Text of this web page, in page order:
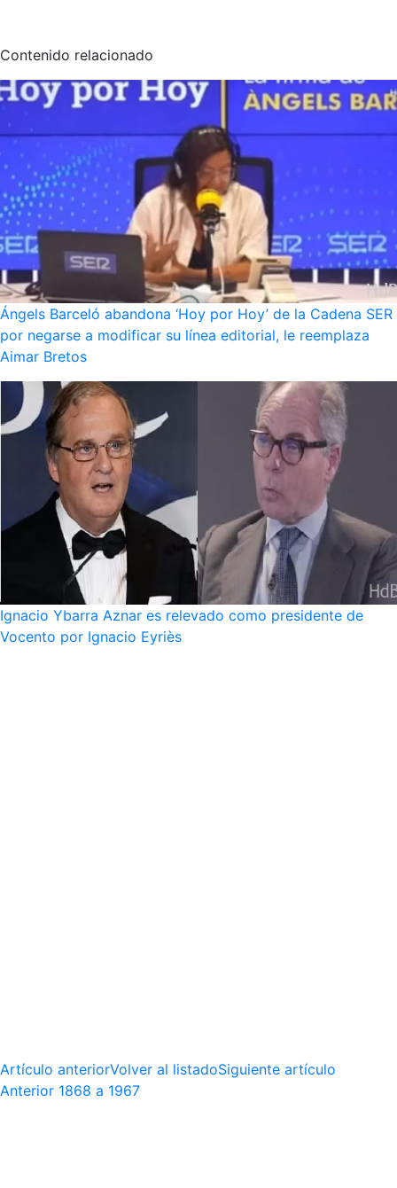
Contenido relacionado
Ángels Barceló abandona ‘Hoy por Hoy’ de la Cadena SER
por negarse a modificar su línea editorial, le reemplaza
Aimar Bretos
Ignacio Ybarra Aznar es relevado como presidente de
Vocento por Ignacio Eyriès
Artículo anteriorVolver al listadoSiguiente artículo
Anterior 1868 a 1967